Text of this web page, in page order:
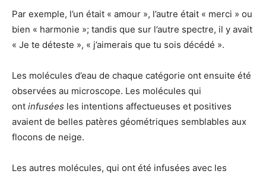
Par exemple, l’un était « amour », l’autre était « merci » ou
bien « harmonie »; tandis que sur l’autre spectre, il y avait
« Je te déteste », « j’aimerais que tu sois décédé ».
Les molécules d’eau de chaque catégorie ont ensuite été
observées au microscope. Les molécules qui
ont infusées les intentions affectueuses et positives
avaient de belles patères géométriques semblables aux
flocons de neige.
Les autres molécules, qui ont été infusées avec les